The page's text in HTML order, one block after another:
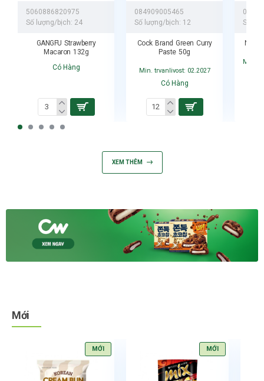
5060886820975
Số lượng/bịch: 24
GANGFU Strawberry
Macaron 132g
Có Hàng
084909005465
Số lượng/bịch: 12
Cock Brand Green Curry
Paste 50g
Min. trvanlivost: 02.2027
Có Hàng
Số
Min.
XEM THÊM
Mới
MỚI MỚI